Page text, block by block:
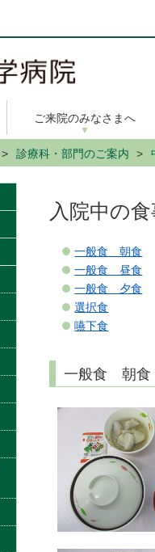
ご来院のみなさまへ
診療科・部門のご案内
入院中の食
一般食 朝食
一般食 昼食
一般食 夕食
選択食
嚥下食
一般食 朝食